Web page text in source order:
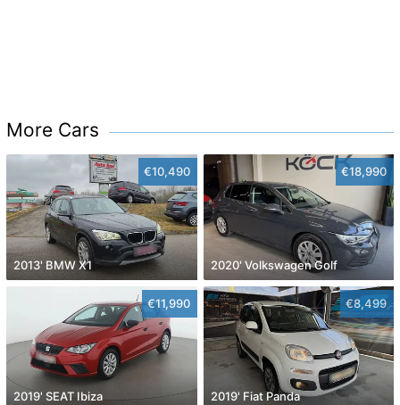
More Cars
€10,490
2013' BMW X1
€18,990
2020' Volkswagen Golf
€11,990
2019' SEAT Ibiza
€8,499
2019' Fiat Panda